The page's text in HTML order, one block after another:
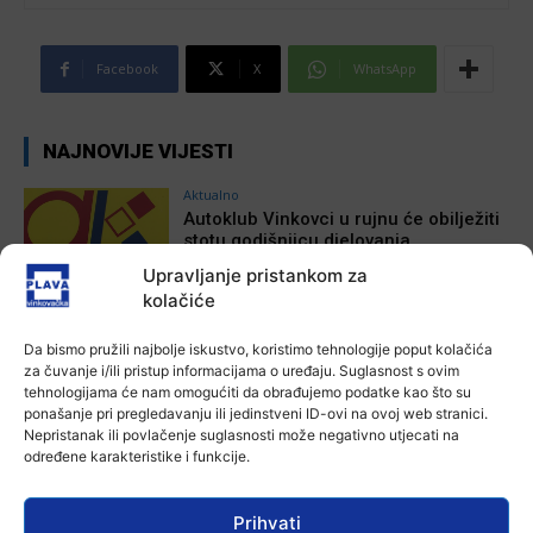
Upravljanje pristankom za
kolačiće
Da bismo pružili najbolje iskustvo, koristimo tehnologije poput kolačića
za čuvanje i/ili pristup informacijama o uređaju. Suglasnost s ovim
tehnologijama će nam omogućiti da obrađujemo podatke kao što su
ponašanje pri pregledavanju ili jedinstveni ID-ovi na ovoj web stranici.
Nepristanak ili povlačenje suglasnosti može negativno utjecati na
određene karakteristike i funkcije.
Prihvati
Facebook X WhatsApp
NAJNOVIJE VIJESTI
Aktualno
Autoklub Vinkovci u rujnu će obilježiti
stotu godišnjicu djelovanja
7 kolovoza, 2026
Aktualno
Za dva tjedna započinje još jedna
Divlja liga
Ana Tokić - 7 kolovoza, 2026
U Županji održana Ljetna škola magije
Ana Tokić - 7 kolovoza, 2026